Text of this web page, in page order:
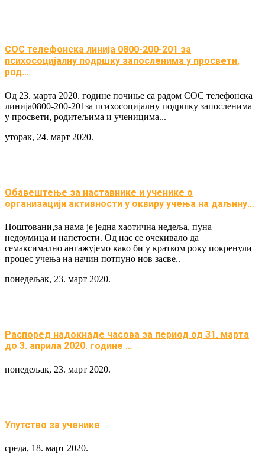
СОС телефонска линија 0800-200-201 за
психосоцијалну подршку запосленима у просвети,
род…
Од 23. марта 2020. године почиње са радом СОС телефонска
линија0800-200-201за психосоцијалну подршку запосленима
у просвети, родитељима и ученицима...
уторак, 24. март 2020.
Обавештење за наставнике и ученике о
организацији активности у оквиру учења на даљину…
Поштовани,за нама је једна хаотична недеља, пуна
недоумица и напетости. Од нас се очекивало да
семаксимално ангажујемо како би у кратком року покренули
процес учења на начин потпуно нов засве..
понедељак, 23. март 2020.
Распоред надокнаде часова за период од 31. марта
до 3. априла 2020. године …
понедељак, 23. март 2020.
Упутство за ученике
среда, 18. март 2020.